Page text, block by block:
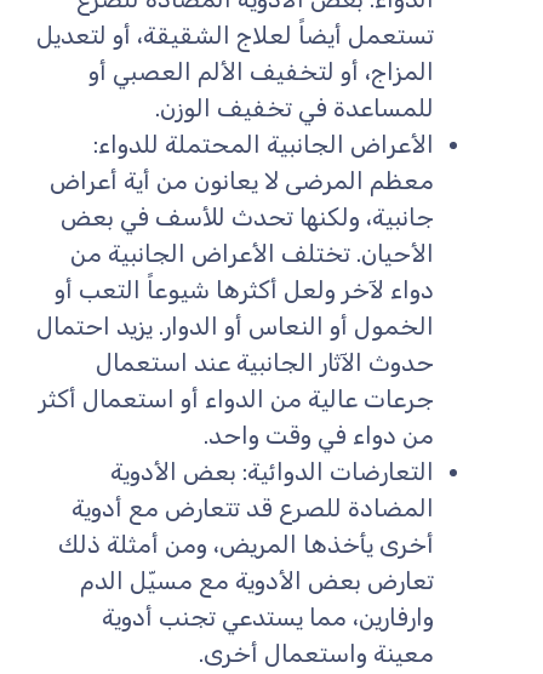
تستعمل أيضاً لعلاج الشقيقة، أو لتعديل
المزاج، أو لتخفيف الألم العصبي أو
للمساعدة في تخفيف الوزن.
الأعراض الجانبية المحتملة للدواء:
معظم المرضى لا يعانون من أية أعراض
جانبية، ولكنها تحدث للأسف في بعض
الأحيان. تختلف الأعراض الجانبية من
دواء لآخر ولعل أكثرها شيوعاً التعب أو
الخمول أو النعاس أو الدوار. يزيد احتمال
حدوث الآثار الجانبية عند استعمال
جرعات عالية من الدواء أو استعمال أكثر
من دواء في وقت واحد.
التعارضات الدوائية: بعض الأدوية
المضادة للصرع قد تتعارض مع أدوية
أخرى يأخذها المريض، ومن أمثلة ذلك
تعارض بعض الأدوية مع مسيّل الدم
وارفارين، مما يستدعي تجنب أدوية
معينة واستعمال أخرى.